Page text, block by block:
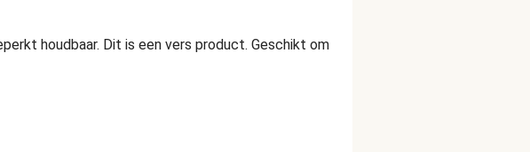
houdbaar. Dit is een vers product. Geschikt om